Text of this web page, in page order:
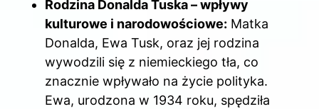
Rodzina Donalda Tuska – wpływy
kulturowe i narodowościowe: Matka
Donalda, Ewa Tusk, oraz jej rodzina
wywodzili się z niemieckiego tła, co
znacznie wpływało na życie polityka.
Ewa, urodzona w 1934 roku, spędziła